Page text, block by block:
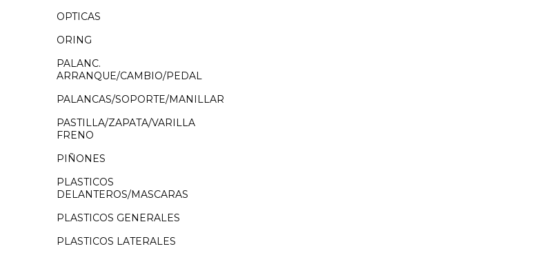
OPTICAS
ORING
PALANC.
ARRANQUE/CAMBIO/PEDAL
PALANCAS/SOPORTE/MANILLAR
PASTILLA/ZAPATA/VARILLA
FRENO
PIÑONES
PLASTICOS
DELANTEROS/MASCARAS
PLASTICOS GENERALES
PLASTICOS LATERALES